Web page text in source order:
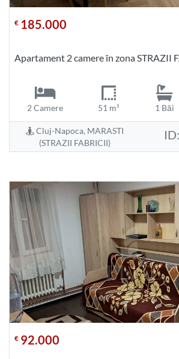
€ 185.000
Apartament 2 camere în zona STRAZII
2 Camere 51 m² 1 Băi
Cluj-Napoca, MARASTI
(STRAZII FABRICII)
€ 92.000